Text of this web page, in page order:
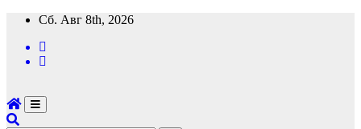
Перейти
содержимому
Сб. Авг 8th, 2026